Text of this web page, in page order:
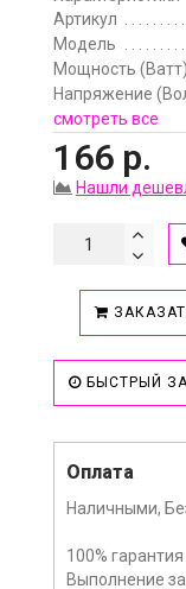
Артикул
Модель
Мощность (Ватт)
Напряжение
смотреть все
166 р.
Нашли
БЫСТРЫЙ
Оплата
Наличными,
100%
Выполнение